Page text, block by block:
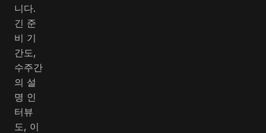
니다.
긴 준
비 기
간도,
수주간
의 설
명 인
터뷰
도, 이